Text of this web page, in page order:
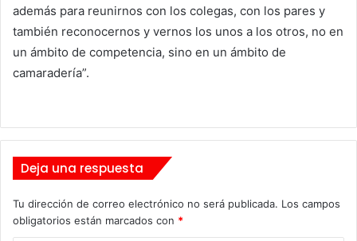
además para reunirnos con los colegas, con los pares y
también reconocernos y vernos los unos a los otros, no en
un ámbito de competencia, sino en un ámbito de
camaradería”.
Deja una respuesta
Tu dirección de correo electrónico no será publicada. Los campos
obligatorios están marcados con *